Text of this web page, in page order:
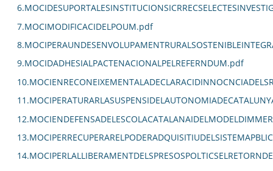
7.MOCIMODIFICACIDELPOUM.pdf
9.MOCIDADHESIALPACTENACIONALPELREFERNDUM.pdf